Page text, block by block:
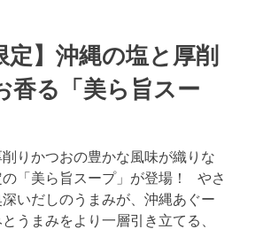
定】沖縄の塩と厚削
香る「美ら旨スー
りかつおの豊かな風味が織りな
「美ら旨スープ」が登場！ やさ
深いだしのうまみが、沖縄あぐー
うまみをより一層引き立てる、